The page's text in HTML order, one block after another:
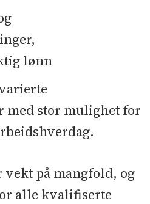
lønn
med stor mulighet for
vekt på mangfold, og
alle kvalifiserte